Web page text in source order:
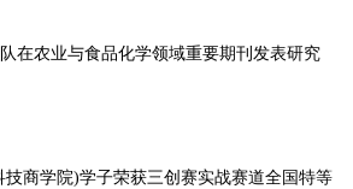
在农业与食品化学领域重要期刊发表研究
商学院)学子荣获三创赛实战赛道全国特等